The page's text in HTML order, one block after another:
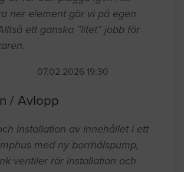
ner element gör vi på egen
ett ganska ”litet” jobb för
07.02.2026 19:30
/ Avlopp
installation av innehållet i ett
med ny borrhålspump,
ventiler rör installation och